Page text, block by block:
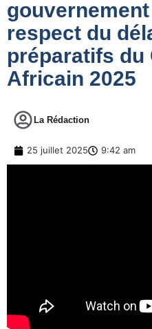
respect du
préparatifs du
Africain 2025
La Rédaction
25 juillet 2025 9:42 am